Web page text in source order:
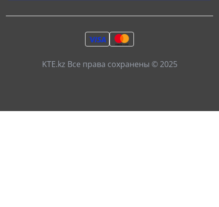
KTE.kz Все права сохранены © 2025